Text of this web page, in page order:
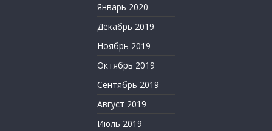
Январь 2020
Декабрь 2019
Ноябрь 2019
Октябрь 2019
Сентябрь 2019
Август 2019
Июль 2019